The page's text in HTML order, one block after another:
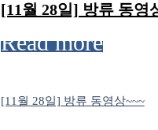
[11월 28일] 방류 동영
Read more
[11월 28일] 방류 동영상~~~